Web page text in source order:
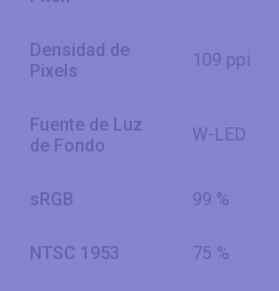
Densidad de
Pixels
109 ppi
Fuente de Luz
de Fondo
W-LED
sRGB 99 %
NTSC 1953 75 %